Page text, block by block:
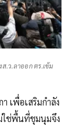
.ว.ลาออก ตร.เข้ม
เพื่อเสริมกำลัง
ใช่พื้นที่ชุมนุมจึง